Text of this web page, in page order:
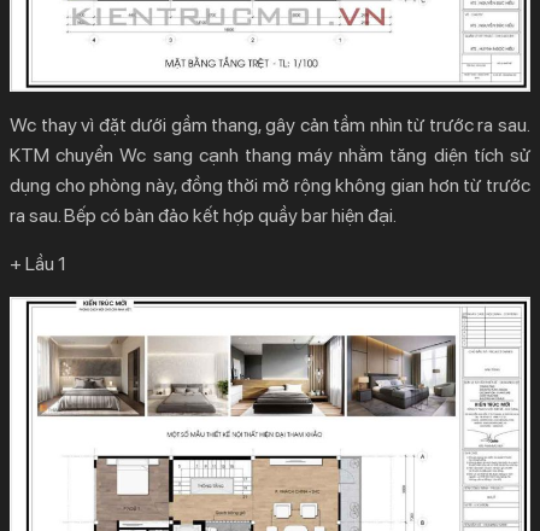
Wc thay vì đặt dưới gầm thang, gây cản tầm nhìn từ trước ra sau.
KTM chuyển Wc sang cạnh thang máy nhằm tăng diện tích sử
dụng cho phòng này, đồng thời mở rộng không gian hơn từ trước
ra sau. Bếp có bàn đảo kết hợp quầy bar hiện đại.
+ Lầu 1